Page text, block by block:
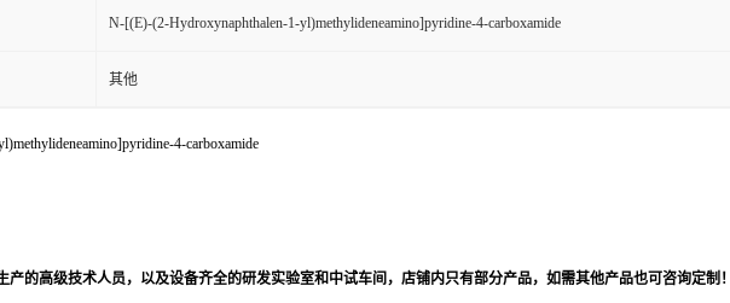
N-[(E)-(2-Hydroxynaphthalen-1-yl)methylideneamino]pyridine-4-carboxamide
其他
4-carboxamide
产的高级技术人员，以及设备齐全的研发实验室和中试车间，店铺内只有部分产品，如需其他产品也可咨询定制